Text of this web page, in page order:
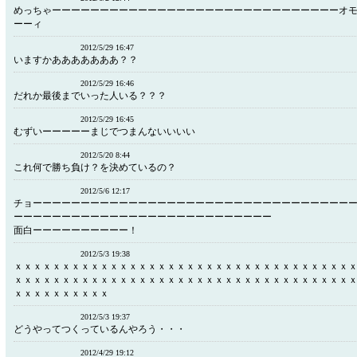
めっちゃーーーーーーーーーーーーーーーーーーーーーーーーーーーーーーオ
ーーィ
2012/5/29 16:47
いますかあああああああ？？
2012/5/29 16:46
だれか最後までいった人いる？？？
2012/5/29 16:45
むずいーーーーーまじでつまんないいいい
2012/5/20 8:44
これ何で勝ち負け？を決めているの？
2012/5/6 12:17
チョーーーーーーーーーーーーーーーーーーーーーーーーーーーーーーーーー
ーーーーーーーーーーーーーーーーーーーーーーーーーーー
面白ーーーーーーーーーー！
2012/5/3 19:38
ｘｘｘｘｘｘｘｘｘｘｘｘｘｘｘｘｘｘｘｘｘｘｘｘｘｘｘｘｘｘｘｘｘｘｘ
ｘｘｘｘｘｘｘｘｘｘｘｘｘｘｘｘｘｘｘｘｘｘｘｘｘｘｘｘｘｘｘｘｘｘｘ
ｘｘｘｘｘｘｘｘｘｘ
2012/5/3 19:37
どうやってつくっているんやろう・・・
2012/4/29 19:12